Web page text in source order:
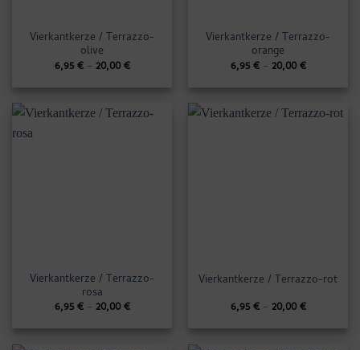
Vierkantkerze / Terrazzo-
olive
6,95€– 20,00€
Vierkantkerze / Terrazzo-
orange
6,95€– 20,00€
Vierkantkerze / Terrazzo-
rosa
6,95€– 20,00€
Vierkantkerze / Terrazzo-rot
6,95€– 20,00€